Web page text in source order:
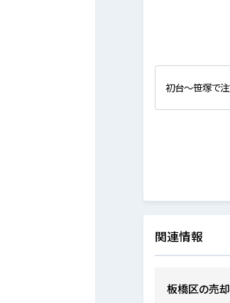
初台～笹塚で注
関連情報
板橋区の売